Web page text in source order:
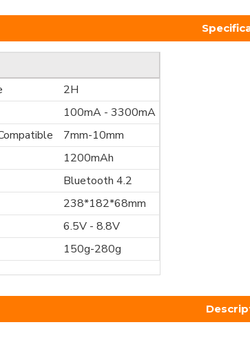
2H
100mA - 3300mA
7mm-10mm
1200mAh
Bluetooth 4.2
238*182*68mm
6.5V - 8.8V
150g-280g